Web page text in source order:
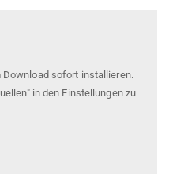
Download sofort installieren.
in den Einstellungen zu